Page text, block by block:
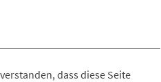
dass diese Seite